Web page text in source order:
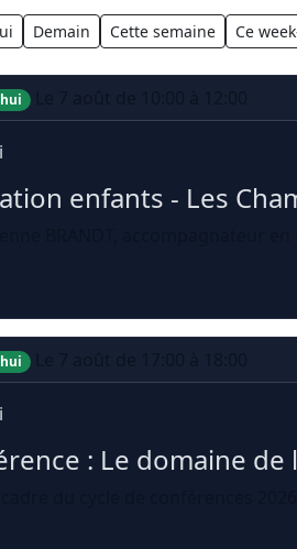
Demain Cette semaine Ce
Le 7 août de 10:00 à 12:00
enfants - Les
Le 7 août de 17:00 à 18:00
: Le domaine de